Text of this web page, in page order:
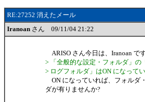
RE:27252 消えたメール
Iranoan さん 09/11/04 21:22
ARISO さん今日は、Iranoan です
> 「全般的な設定・フォルダ」
> ログフォルダ」はON になってい
ON になっていれば、フォルダ
ダが有りませんか?